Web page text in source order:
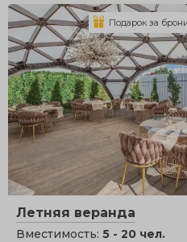
Летняя веранда
Вместимость: 5 - 20 чел.
Подарок за